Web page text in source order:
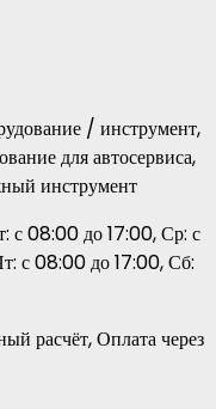
/ инструмент,
для автосервиса,
инструмент
с 08:00 до 17:00, Ср: с
с 08:00 до 17:00, Сб:
расчёт, Оплата через